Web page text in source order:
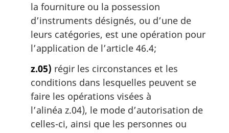
la fourniture ou la possession
d’instruments désignés, ou d’une de
leurs catégories, est une opération pour
l’application de l’article 46.4;
z.05) régir les circonstances et les
conditions dans lesquelles peuvent se
faire les opérations visées à
l’alinéa z.04), le mode d’autorisation de
celles-ci, ainsi que les personnes ou